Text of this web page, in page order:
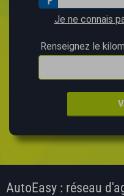
Je ne connais
Renseignez le
AutoEasy : réseau